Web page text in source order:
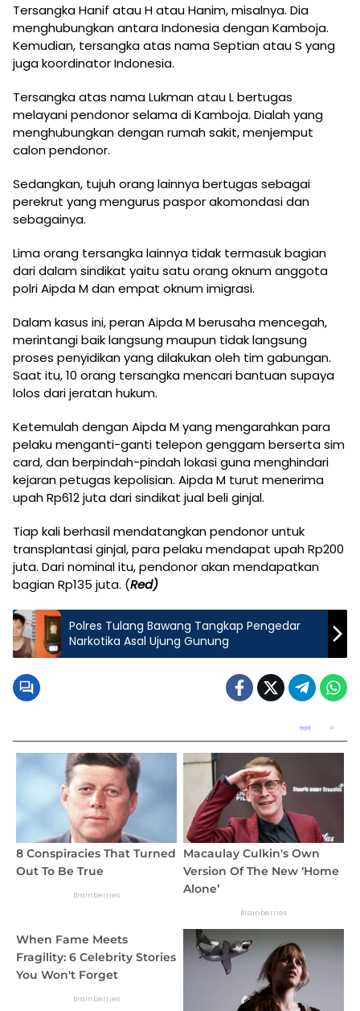
Tersangka Hanif atau H atau Hanim, misalnya. Dia
menghubungkan antara Indonesia dengan Kamboja.
Kemudian, tersangka atas nama Septian atau S yang
juga koordinator Indonesia.
Tersangka atas nama Lukman atau L bertugas
melayani pendonor selama di Kamboja. Dialah yang
menghubungkan dengan rumah sakit, menjemput
calon pendonor.
Sedangkan, tujuh orang lainnya bertugas sebagai
perekrut yang mengurus paspor akomondasi dan
sebagainya.
Lima orang tersangka lainnya tidak termasuk bagian
dari dalam sindikat yaitu satu orang oknum anggota
polri Aipda M dan empat oknum imigrasi.
Dalam kasus ini, peran Aipda M berusaha mencegah,
merintangi baik langsung maupun tidak langsung
proses penyidikan yang dilakukan oleh tim gabungan.
Saat itu, 10 orang tersangka mencari bantuan supaya
lolos dari jeratan hukum.
Ketemulah dengan Aipda M yang mengarahkan para
pelaku menganti-ganti telepon genggam berserta sim
card, dan berpindah-pindah lokasi guna menghindari
kejaran petugas kepolisian. Aipda M turut menerima
upah Rp612 juta dari sindikat jual beli ginjal.
Tiap kali berhasil mendatangkan pendonor untuk
transplantasi ginjal, para pelaku mendapat upah Rp200
juta. Dari nominal itu, pendonor akan mendapatkan
bagian Rp135 juta. (Red)
Polres Tulang Bawang Tangkap Pengedar
Narkotika Asal Ujung Gunung